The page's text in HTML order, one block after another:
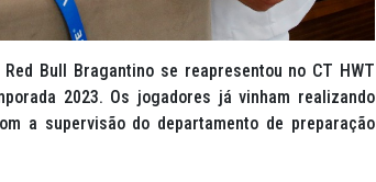
Bull Bragantino se reapresentou no CT HWT
2023. Os jogadores já vinham realizando
a supervisão do departamento de preparação